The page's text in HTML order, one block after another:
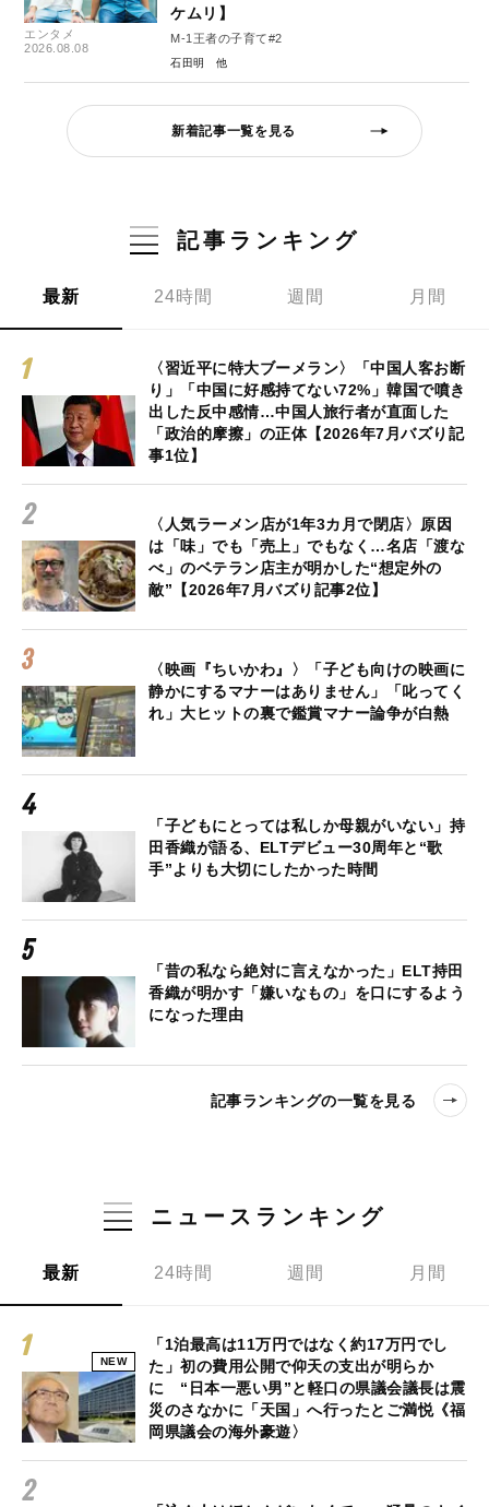
エンタメ
2026.08.08
ケムリ】
M-1王者の子育て#2
石田明
新着記事一覧を見る
記事ランキング
最新 24時間 週間 月間
〈習近平に特大ブーメラン〉「中国人客お断
り」「中国に好感持てない72%」韓国で噴き
出した反中感情…中国人旅行者が直面した
「政治的摩擦」の正体【2026年7月バズり記
事1位】
〈人気ラーメン店が1年3カ月で閉店〉原因
は「味」でも「売上」でもなく…名店「渡な
べ」のベテラン店主が明かした“想定外の
敵”【2026年7月バズり記事2位】
〈映画『ちいかわ』〉「子ども向けの映画に
静かにするマナーはありません」「叱ってく
れ」大ヒットの裏で鑑賞マナー論争が白熱
「子どもにとっては私しか母親がいない」持
田香織が語る、ELTデビュー30周年と“歌
手”よりも大切にしたかった時間
「昔の私なら絶対に言えなかった」ELT持田
香織が明かす「嫌いなもの」を口にするよう
になった理由
記事ランキングの一覧を見る
ニュースランキング
最新 24時間 週間 月間
NEW
「1泊最高は11万円ではなく約17万円でし
た」初の費用公開で仰天の支出が明らか
に “日本一悪い男”と軽口の県議会議長は震
災のさなかに「天国」へ行ったとご満悦《福
岡県議会の海外豪遊〉